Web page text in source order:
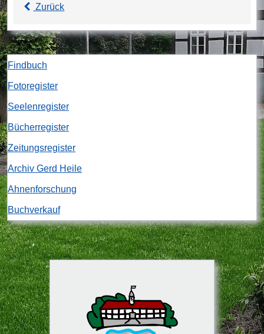
Zurück
Findbuch
Fotoregister
Seelenregister
Bücherregister
Zeitungsregister
Archiv Gerd Heile
Ahnenforschung
Buchverkauf